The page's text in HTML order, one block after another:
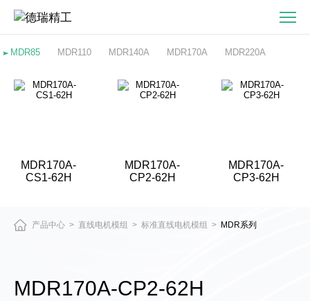
MDR170A-
CP2-
62H-
直MDR85 MDR110 MDR140A MDR170A MDR220A
MDR170A-
CS1-62H
MDR170A-
CP2-62H
MDR170A-
CP3-62H
产品中心 > 直线电机模组 > 标准直线电机模组 > MDR系列
MDR170A-CP2-62H